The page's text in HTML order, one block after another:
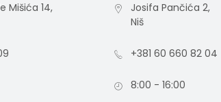
Mišića 14,
Josifa Pančića 2,
Niš
+381 60 660 82 04
8:00 - 16:00